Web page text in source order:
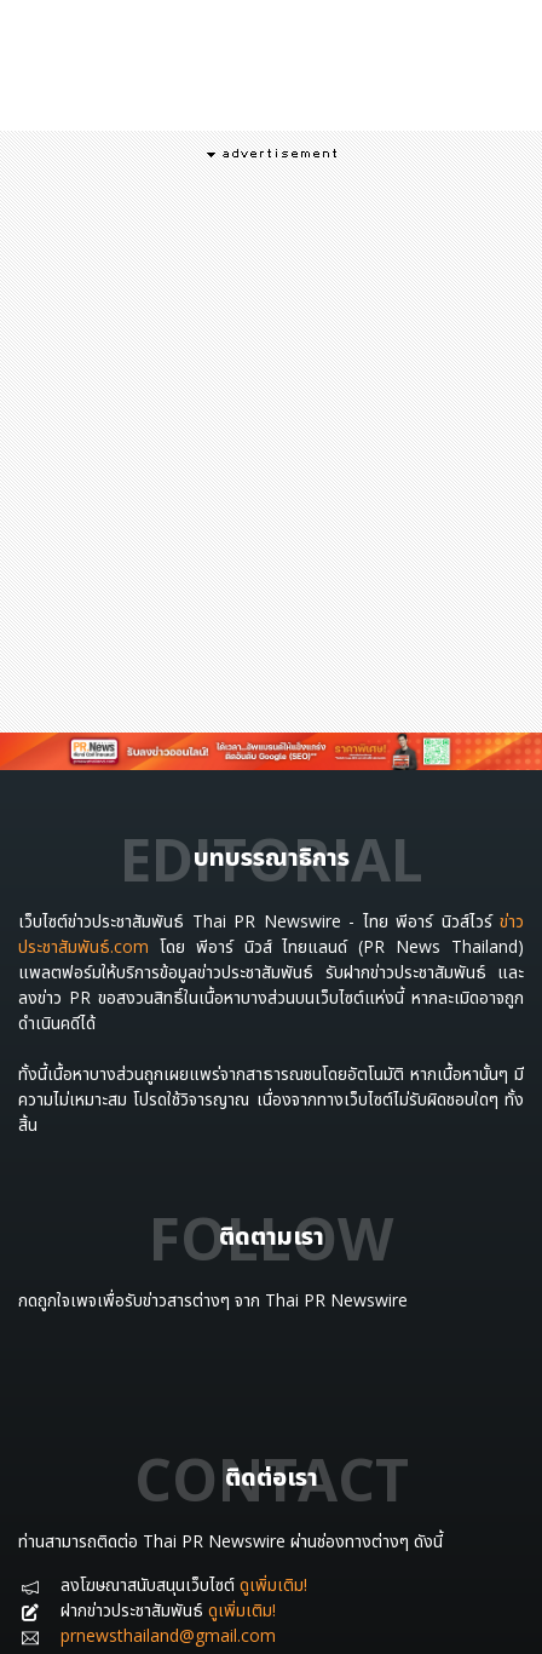
บทบรรณาธิการ
EDITORIAL
เว็บไซต์ข่าวประชาสัมพันธ์ Thai PR Newswire - ไทย พีอาร์ นิวส์ไวร์ ข่าว
ประชาสัมพันธ์.com โดย พีอาร์ นิวส์ ไทยแลนด์ (PR News Thailand)
แพลตฟอร์มให้บริการข้อมูลข่าวประชาสัมพันธ์ รับฝากข่าวประชาสัมพันธ์ และ
ลงข่าว PR ขอสงวนสิทธิ์ในเนื้อหาบางส่วนบนเว็บไซต์แห่งนี้ หากละเมิดอาจถูก
ดำเนินคดีได้
ทั้งนี้เนื้อหาบางส่วนถูกเผยแพร่จากสาธารณชนโดยอัตโนมัติ หากเนื้อหานั้นๆ มี
ความไม่เหมาะสม โปรดใช้วิจารญาณ เนื่องจากทางเว็บไซต์ไม่รับผิดชอบใดๆ ทั้ง
สิ้น
ติดตามเรา
FOLLOW
กดถูกใจเพจเพื่อรับข่าวสารต่างๆ จาก Thai PR Newswire
ติดต่อเรา
CONTACT
ท่านสามารถติดต่อ Thai PR Newswire ผ่านช่องทางต่างๆ ดังนี้
ลงโฆษณาสนับสนุนเว็บไซต์ ดูเพิ่มเติม!
ฝากข่าวประชาสัมพันธ์ ดูเพิ่มเติม!
prnewsthailand@gmail.com